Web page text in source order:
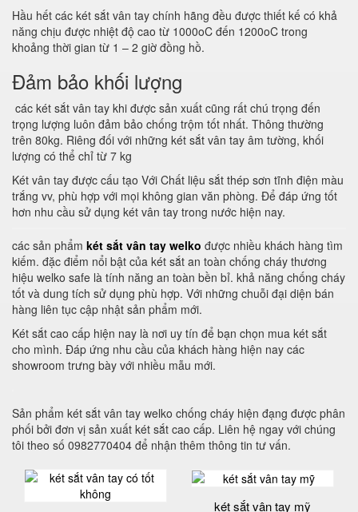
Hầu hết các két sắt vân tay chính hãng đều được thiết kế có khả
năng chịu được nhiệt độ cao từ 1000oC đến 1200oC trong
khoảng thời gian từ 1 – 2 giờ đồng hồ.
Đảm bảo khối lượng
các két sắt vân tay khi được sản xuất cũng rất chú trọng đến
trọng lượng luôn đảm bảo chống trộm tốt nhất. Thông thường
trên 80kg. Riêng đối với những két sắt vân tay âm tường, khối
lượng có thể chỉ từ 7 kg
Két vân tay được cấu tạo Với Chất liệu sắt thép sơn tĩnh điện màu
trắng vv, phù hợp với mọi không gian văn phòng. Để đáp ứng tốt
hơn nhu cầu sử dụng két vân tay trong nước hiện nay.
các sản phẩm két sắt vân tay welko được nhiều khách hàng tìm
kiếm. đặc điểm nổi bật của két sắt an toàn chống cháy thương
hiệu welko safe là tính năng an toàn bền bỉ. khả năng chống cháy
tốt và dung tích sử dụng phù hợp. Với những chuỗi đại diện bán
hàng liên tục cập nhật sản phẩm mới.
Két sắt cao cấp hiện nay là nơi uy tín để bạn chọn mua két sắt
cho mình. Đáp ứng nhu cầu của khách hàng hiện nay các
showroom trưng bày với nhiều mẫu mới.
Sản phẩm két sắt vân tay welko chống cháy hiện đạng được phân
phối bởi đơn vị sản xuất két sắt cao cấp. Liên hệ ngay với chúng
tôi theo số 0982770404 để nhận thêm thông tin tư vấn.
két sắt vân tay mỹ